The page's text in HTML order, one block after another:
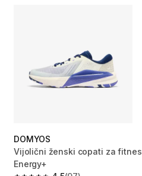
DOMYOS
Vijolični ženski copati za fitnes
Energy+